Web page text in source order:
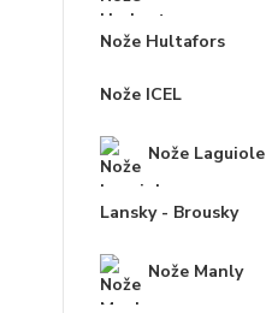
Nože Hultafors
Nože ICEL
Nože Laguiole
Lansky - Brousky
Nože Manly